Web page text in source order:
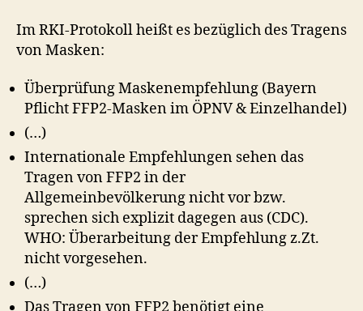
Im RKI-Protokoll heißt es bezüglich des Tragens
von Masken:
Überprüfung Maskenempfehlung (Bayern
Pflicht FFP2-Masken im ÖPNV & Einzelhandel)
(…)
Internationale Empfehlungen sehen das
Tragen von FFP2 in der
Allgemeinbevölkerung nicht vor bzw.
sprechen sich explizit dagegen aus (CDC).
WHO: Überarbeitung der Empfehlung z.Zt.
nicht vorgesehen.
(…)